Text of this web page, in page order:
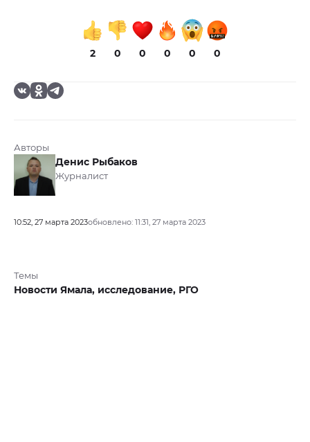
2 0 0 0 0 0
Авторы
Денис Рыбаков
Журналист
10:52, 27 марта 2023обновлено: 11:31, 27 марта 2023
Темы
Новости Ямала, исследование, РГО